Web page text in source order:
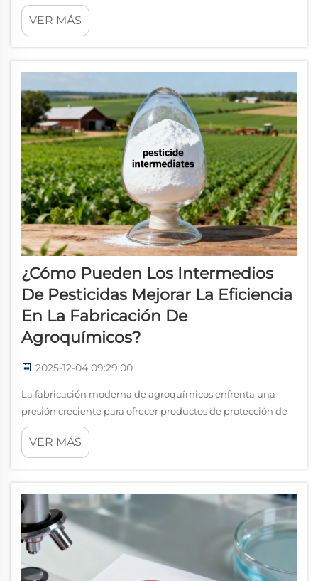
importantes para fabricantes, distribuidores y empresas
formuladoras que operan en el mercado de productos
VER MÁS
¿Cómo Pueden Los Intermedios
De Pesticidas Mejorar La Eficiencia
En La Fabricación De
Agroquímicos?
2025-12-04 09:29:00
La fabricación moderna de agroquímicos enfrenta una
presión creciente para ofrecer productos de protección de
cultivos de alta calidad, manteniendo al mismo tiempo la
rentabilidad y el cumplimiento ambiental. El uso
VER MÁS